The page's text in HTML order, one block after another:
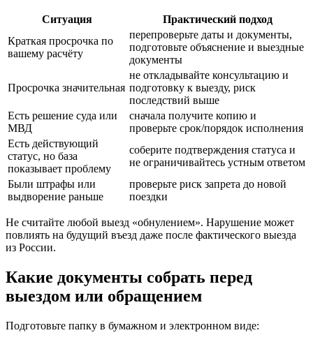
Ситуация
Практический подход
Краткая просрочка по
вашему расчёту
перепроверьте даты и документы,
подготовьте объяснение и выездные
документы
Просрочка значительная
не откладывайте консультацию и
подготовку к выезду, риск
последствий выше
Есть решение суда или
МВД
сначала получите копию и
проверьте срок/порядок исполнения
Есть действующий
статус, но база
показывает проблему
соберите подтверждения статуса и
не ограничивайтесь устным ответом
Были штрафы или
выдворение раньше
проверьте риск запрета до новой
поездки
Не считайте любой выезд «обнулением». Нарушение может
повлиять на будущий въезд даже после фактического выезда
из России.
Какие документы собрать перед
выездом или обращением
Подготовьте папку в бумажном и электронном виде: